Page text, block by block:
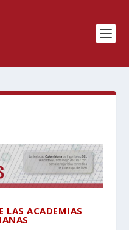
LAS ACADEMIAS